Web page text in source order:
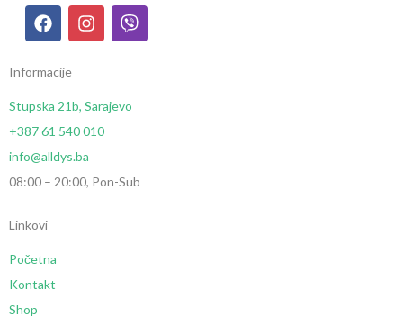
Informacije
Stupska 21b, Sarajevo
+387 61 540 010
info@alldys.ba
08:00 – 20:00, Pon-Sub
Linkovi
Početna
Kontakt
Shop